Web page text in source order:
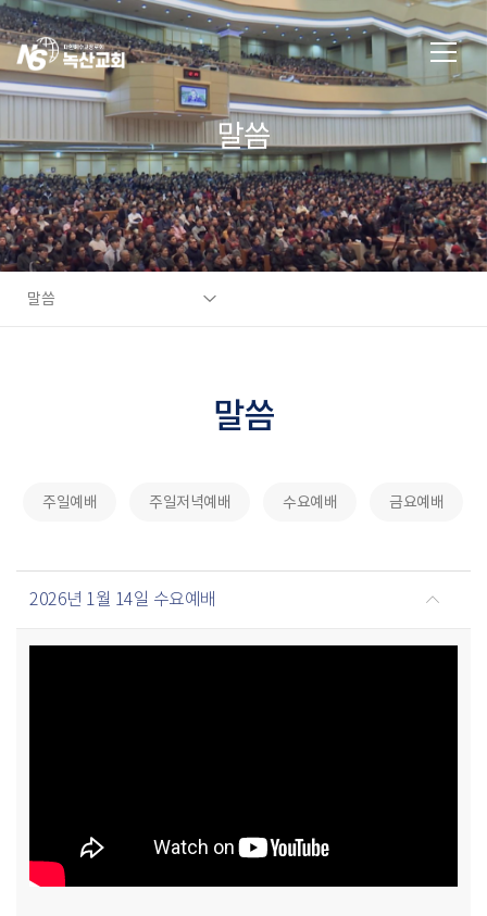
말씀
말씀
말씀
주일예배 주일저녁예배 수요예배 금요예배
2026년 1월 14일 수요예배